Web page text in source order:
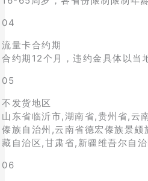
04
流量卡合约期
合约期12个月，违约金具体以当
05
不发货地区
山东省临沂市,湖南省,贵州省,云
傣族自治州,云南省德宏傣族景
藏自治区,甘肃省,新疆维吾尔自治
06